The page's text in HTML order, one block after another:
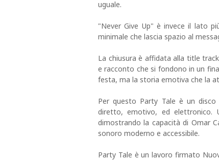
uguale.
"Never Give Up" è invece il lato
minimale che lascia spazio al
La chiusura è affidata alla title
e racconto che si fondono in un
festa, ma la storia emotiva che la
Per questo Party Tale è un disco
diretto, emotivo, ed elettronico.
dimostrando la capacità di Omar
sonoro moderno e accessibile.
Party Tale è un lavoro firmato